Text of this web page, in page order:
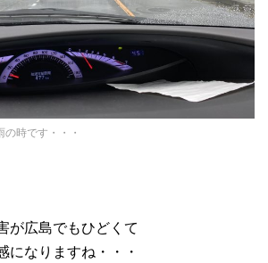
時です・・・
が広島でもひどくて
になりますね・・・